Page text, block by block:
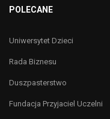
POLECANE
Uniwersytet Dzieci
Rada Biznesu
Duszpasterstwo
Fundacja Przyjaciel Uczelni